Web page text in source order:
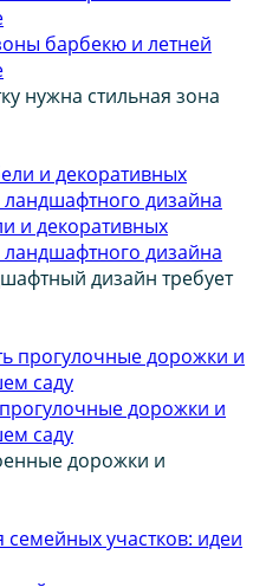
барбекю и летней
нужна стильная зона
и декоративных
дизайна
дизайн требует
дорожки и
саду
дорожки и